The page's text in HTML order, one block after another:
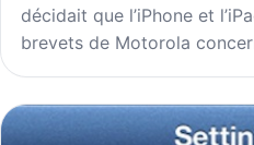
décidait que l’iPhone et
brevets de Motorola